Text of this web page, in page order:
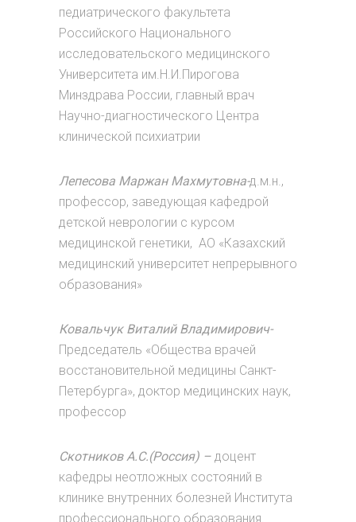
педиатрического факультета
Российского Национального
исследовательского медицинского
Университета им.Н.И.Пирогова
Минздрава России, главный врач
Научно-диагностического Центра
клинической психиатрии
Лепесова Маржан Махмутовна-д.м.н.,
профессор, заведующая кафедрой
детской неврологии с курсом
медицинской генетики, АО «Казахский
медицинский университет непрерывного
образования»
Ковальчук Виталий Владимирович-
Председатель «Общества врачей
восстановительной медицины Санкт-
Петербурга», доктор медицинских наук,
профессор
Скотников А.С.(Россия) – доцент
кафедры неотложных состояний в
клинике внутренних болезней Института
профессионального образования.